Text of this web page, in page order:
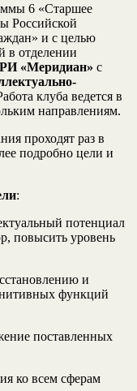
6 «Старшее
Российской
и с целью
в отделении
«Меридиан» с
клуба ведется в
направлениям.
проходят раз в
подробно цели и
:
потенциал
повысить уровень
и
функций
поставленных
ко всем сферам